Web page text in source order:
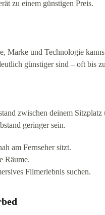
zu einem günstigen Preis.
Marke und Technologie
günstiger sind – oft bis
zwischen deinem
geringer sein.
am Fernseher sitzt.
Räume.
Filmerlebnis suchen.